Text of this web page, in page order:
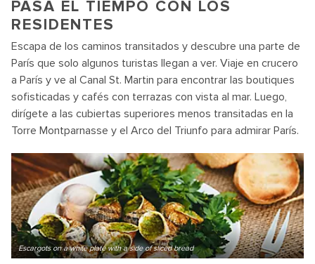
PASA EL TIEMPO CON LOS
RESIDENTES
Escapa de los caminos transitados y descubre una parte de
París que solo algunos turistas llegan a ver. Viaje en crucero
a París y ve al Canal St. Martin para encontrar las boutiques
sofisticadas y cafés con terrazas con vista al mar. Luego,
dirígete a las cubiertas superiores menos transitadas en la
Torre Montparnasse y el Arco del Triunfo para admirar París.
Escargots on a white plate with a side of sliced bread